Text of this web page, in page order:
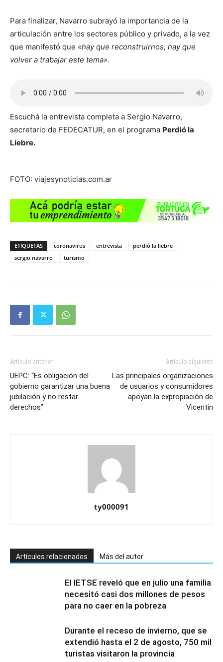
Para finalizar, Navarro subrayó la importancia de la
articulación entre los sectores público y privado, a la vez
que manifestó que «hay que reconstruirnos, hay que
volver a trabajar este tema».
Escuchá la entrevista completa a Sergio Navarro,
secretario de FEDECATUR, en el programa Perdió la
Liebre.
FOTO: viajesynoticias.com.ar
ETIQUETAS coronavirus entrevista
perdió la liebre
sergio navarro
turismo
Artículo anterior
UEPC: “Es obligación del
gobierno garantizar una buena
jubilación y no restar
derechos”
Artículo siguiente
Las principales organizaciones
de usuarios y consumidores
apoyan la expropiación de
Vicentin
ty000091
Artículos relacionados Más del autor
El IETSE reveló que en julio una familia
necesitó casi dos millones de pesos
para no caer en la pobreza
Durante el receso de invierno, que se
extendió hasta el 2 de agosto, 750 mil
turistas visitaron la provincia